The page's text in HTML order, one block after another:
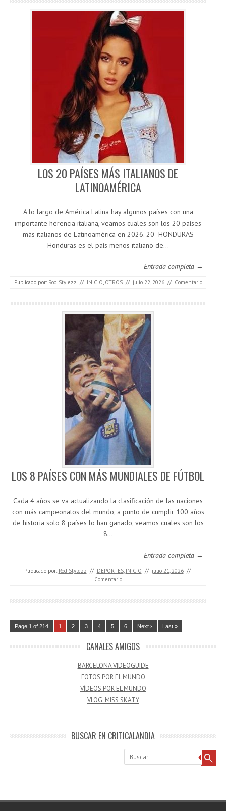
LOS 20 PAÍSES MÁS ITALIANOS DE
LATINOAMÉRICA
A lo largo de América Latina hay algunos países con una
importante herencia italiana, veamos cuales son los 20 países
más italianos de Latinoamérica en 2026. 20- HONDURAS
Honduras es el país menos italiano de…
Entrada completa →
Publicado por: Rod Stylezz // INICIO OTROS // julio 22, 2026 // Comentario
LOS 8 PAÍSES CON MÁS MUNDIALES DE FÚTBOL
Cada 4 años se va actualizando la clasificación de las naciones
con más campeonatos del mundo, a punto de cumplir 100 años
de historia solo 8 países lo han ganado, veamos cuales son los
8…
Entrada completa →
Publicado por: Rod Stylezz // DEPORTES, INICIO // julio 21, 2026 //
Comentario
Page 1 of 214 1 2 3 4 5 6 Next › Last »
CANALES AMIGOS
BARCELONA VIDEOGUIDE
FOTOS POR EL MUNDO
VÍDEOS POR EL MUNDO
VLOG: MISS SKATY
BUSCAR EN CRITICALANDIA
Buscar